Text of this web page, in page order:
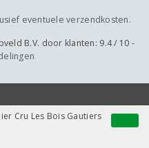
Cru Les Bois Gautiers
eventuele verzendkosten.
B.V. door klanten: 9.4/ 10 -